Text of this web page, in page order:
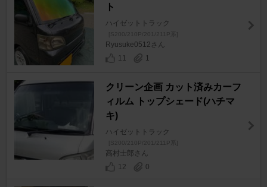
ト
ハイゼットトラック
[S200/210P/201/211P系]
Ryusuke0512さん
11
1
クリーン企画 カット済みカーフ
ィルム トップシェード(ハチマ
キ)
ハイゼットトラック
[S200/210P/201/211P系]
高村士郎さん
12
0